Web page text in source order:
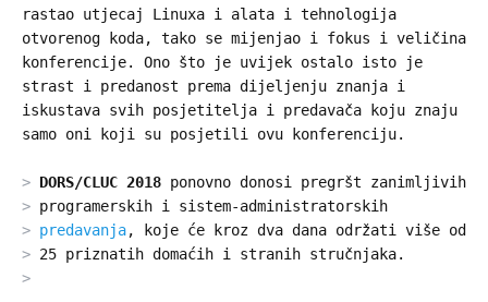
rastao utjecaj Linuxa i alata i tehnologija
otvorenog koda, tako se mijenjao i fokus i veličina
konferencije. Ono što je uvijek ostalo isto je
strast i predanost prema dijeljenju znanja i
iskustava svih posjetitelja i predavača koju znaju
samo oni koji su posjetili ovu konferenciju.
DORS/CLUC 2018 ponovno donosi pregršt zanimljivih
programerskih i sistem-administratorskih
predavanja, koje će kroz dva dana održati više od
25 priznatih domaćih i stranih stručnjaka.